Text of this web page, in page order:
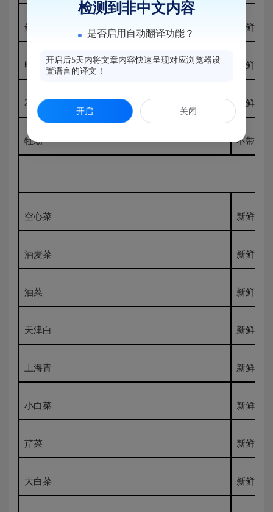
鱿鱼 冰鲜
明虾 新鲜
花蛤 新鲜
牡蛎 不带壳
空心菜 新鲜
油麦菜 新鲜
油菜 新鲜
天津白 新鲜
上海青 新鲜
小白菜 新鲜
芹菜 新鲜
大白菜 新鲜
检测到非中文内容
是否启用自动翻译功能？
开启后5天内将文章内容快速呈现对应浏览器设
置语言的译文！
开启 关闭